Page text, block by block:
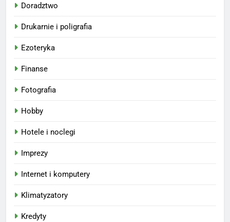
Doradztwo
Drukarnie i poligrafia
Ezoteryka
Finanse
Fotografia
Hobby
Hotele i noclegi
Imprezy
Internet i komputery
Klimatyzatory
Kredyty